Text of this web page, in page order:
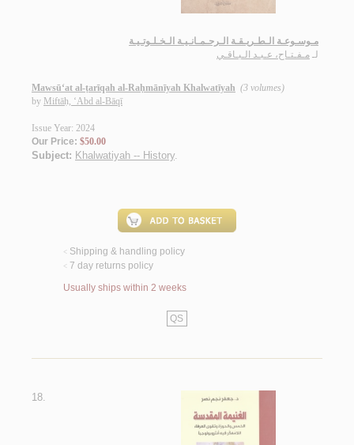
مـوسـوعـة الـطـريـقـة الـرحـمـانـيـة الـخـلـوتـيـة
لـ مـفـتـاح، عـبـد الـبـاقـي
Mawsū‘at al-ṭarīqah al-Raḥmānīyah Khalwatīyah (3 volumes)
by Miftāḥ, ‘Abd al-Bāqī
Issue Year: 2024
Our Price: $50.00
Subject: Khalwatiyah -- History.
< Shipping & handling policy
< 7 day returns policy
Usually ships within 2 weeks
QS
18.